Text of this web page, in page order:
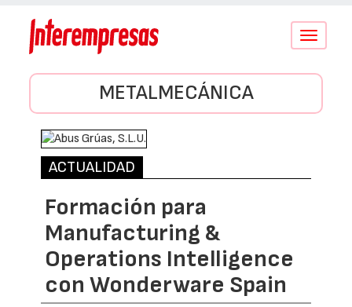
Conmutar
METALMECÁNICA
ACTUALIDAD
Formación para
Manufacturing &
Operations Intelligence
con Wonderware Spain